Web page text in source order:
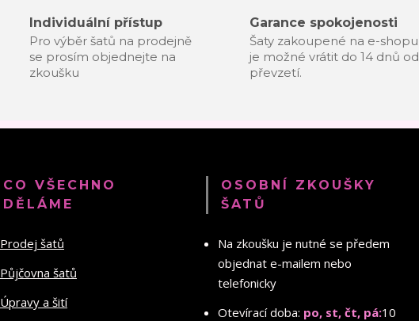
Individuální přístup
Pro výběr šatů na prodejně
se prosím objednejte na
zkoušku
Garance spokojenosti
Šaty zakoupené na e-shopu
je možné vrátit do 14 dnů od
převzetí.
CO VŠECHNO
DĚLÁME
Prodej šatů
Půjčovna šatů
Úpravy a šití
OSOBNÍ ZKOUŠKY
ŠATŮ
Na zkoušku je nutné se předem
objednat e-mailem nebo
telefonicky
Otevírací doba: po, st, čt, pá:10